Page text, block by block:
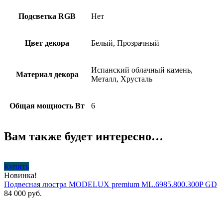
Подсветка RGB Нет
Цвет декора Белый, Прозрачный
Материал декора
Испанский облачный камень,
Металл, Хрусталь
Общая мощность Вт 6
Вам также будет интересно…
Купить
Новинка!
Подвесная люстра MODELUX premium ML.6985.800.300P GD
84 000 руб.